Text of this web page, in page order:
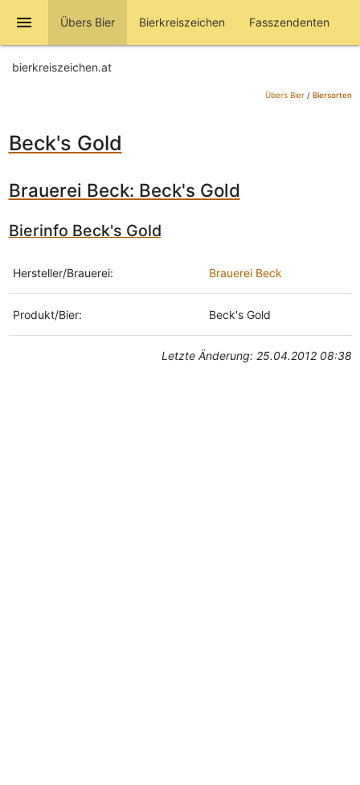
menu Übers Bier Bierkreiszeichen Fasszendenten
bierkreiszeichen.at
Übers Bier/ Biersorten
Beck's Gold
Brauerei Beck: Beck's Gold
Bierinfo Beck's Gold
Hersteller/Brauerei: Brauerei Beck
Produkt/Bier: Beck's Gold
Letzte Änderung: 25.04.2012 08:38